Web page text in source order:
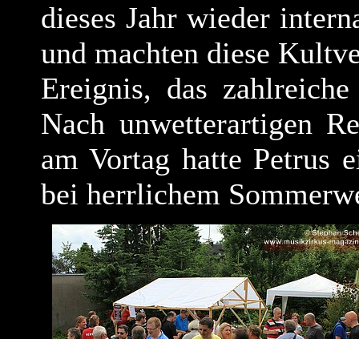
dieses Jahr wieder
und machten diese
Ereignis, das
Nach unwetterartigen
am Vortag hatte Petrus
bei herrlichem